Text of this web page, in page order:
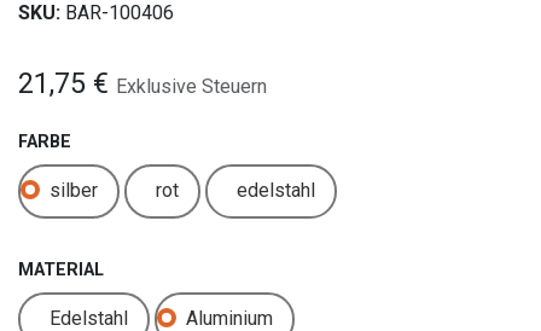
SKU: BAR-100406
21,75 € Exklusive Steuern
FARBE
silber rot edelstahl
MATERIAL
Edelstahl Aluminium